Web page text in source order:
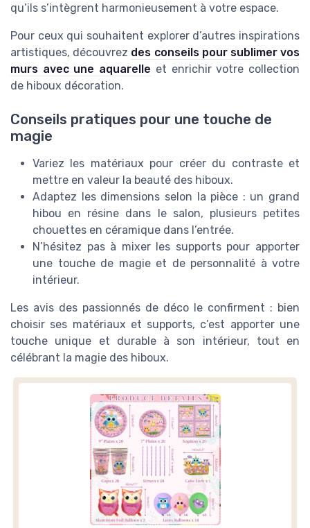
qu’ils s’intègrent harmonieusement à votre espace.
Pour ceux qui souhaitent explorer d’autres inspirations
artistiques, découvrez des conseils pour sublimer vos
murs avec une aquarelle et enrichir votre collection
de hiboux décoration.
Conseils pratiques pour une touche de
magie
Variez les matériaux pour créer du contraste et
mettre en valeur la beauté des hiboux.
Adaptez les dimensions selon la pièce : un grand
hibou en résine dans le salon, plusieurs petites
chouettes en céramique dans l’entrée.
N’hésitez pas à mixer les supports pour apporter
une touche de magie et de personnalité à votre
intérieur.
Les avis des passionnés de déco le confirment : bien
choisir ses matériaux et supports, c’est apporter une
touche unique et durable à son intérieur, tout en
célébrant la magie des hiboux.